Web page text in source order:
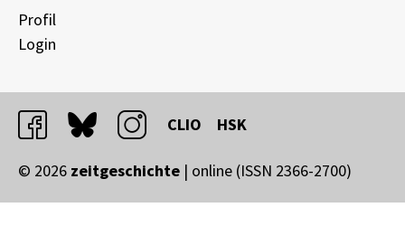
Profil
Login
facebookbluesky instagram
CLIO HSK
© 2026 zeitgeschichte | online (ISSN 2366-2700)